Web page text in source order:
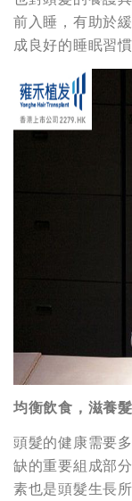
前入睡，有助於
成良好的睡眠習
均衡飲食，滋養
頭髮的健康需要
缺的重要組成部
素也是頭髮生長